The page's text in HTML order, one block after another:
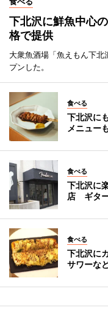
下北沢に鮮魚中心
格で提供
大衆魚酒場「魚えもん下
プンした。
食べる
下北沢に
メニュー
食べる
下北沢に
店 ギタ
食べる
下北沢に
サワーな